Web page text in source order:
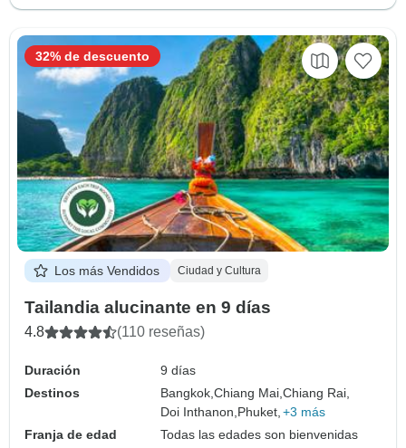
Los más Vendidos Ciudad y Cultura
Tailandia alucinante en 9 días
4.8 (110 reseñas)
Duración
9 días
Destinos
Bangkok,Chiang Mai,Chiang Rai,
Doi Inthanon, Phuket, +3 más
Franja de edad
Todas las edades son bienvenidas
32% de descuento